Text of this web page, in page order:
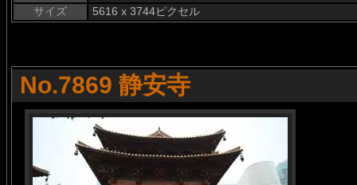
サイズ
5616 x 3744ピクセル
No.7869 静安寺